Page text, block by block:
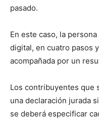
pasado.
En este caso, la
digital, en cuatro pasos
acompañada por un
Los contribuyentes que
una declaración jurada
se deberá especificar